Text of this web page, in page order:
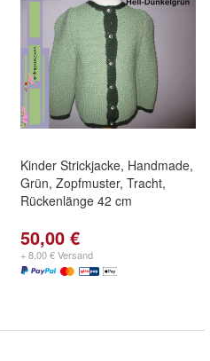
Kinder Strickjacke, Handmade,
Grün, Zopfmuster, Tracht,
Rückenlänge 42 cm
50,00 €
+ 8,00 € Versand